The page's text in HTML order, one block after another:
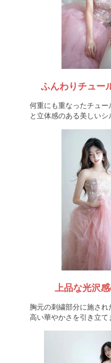
ふんわりチュー
何重にも重なったチュー
と立体感のある美しいシ
上品な光沢
胸元の刺繍部分に施さ
高い華やかさを引き立て